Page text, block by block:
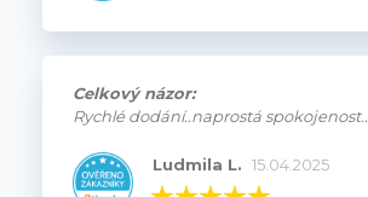
Celkový názor:
Rychlé dodání..naprostá spokojenost..
Ludmila L. 15.04.2025